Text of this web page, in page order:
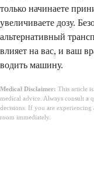
только начинаете
увеличиваете дозу.
альтернативный
влияет на вас, и ваш
водить машину.
Medical Disclaimer: This article
medical advice. Always consult a
decisions. If you are experiencing
room immediately.